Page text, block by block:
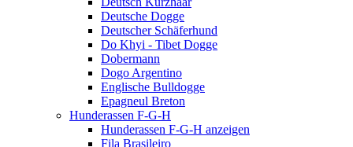
Deutsche Dogge
Deutscher Schäferhund
Do Khyi - Tibet Dogge
Dobermann
Dogo Argentino
Englische Bulldogge
Epagneul Breton
Hunderassen F-G-H
Hunderassen F-G-H anzeigen
Fila Brasileiro